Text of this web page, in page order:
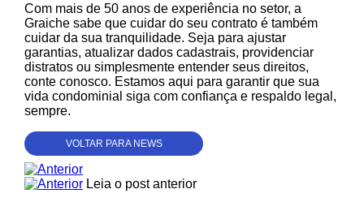
Com mais de 50 anos de experiência no setor, a
Graiche sabe que cuidar do seu contrato é também
cuidar da sua tranquilidade. Seja para ajustar
garantias, atualizar dados cadastrais, providenciar
distratos ou simplesmente entender seus direitos,
conte conosco. Estamos aqui para garantir que sua
vida condominial siga com confiança e respaldo legal,
sempre.
VOLTAR PARA NEWS
Leia o post anterior